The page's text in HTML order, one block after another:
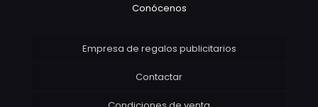
Conócenos
Empresa de regalos publicitarios
Contactar